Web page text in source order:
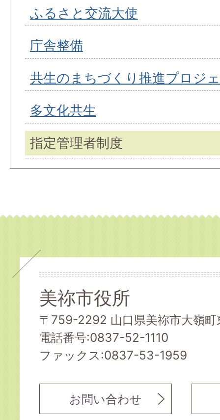
ふるさと交流大使
庁舎整備
共生のまちづくり推進プロジ
多文化共生
指定管理者制度
美祢市役所
〒759-2292 山口県美祢市大嶺
電話番号:0837-52-1110
ファックス:0837-53-1959
お問い合わせ